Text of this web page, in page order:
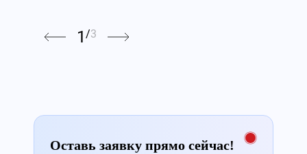
1 /3
Оставь заявку прямо сейчас!